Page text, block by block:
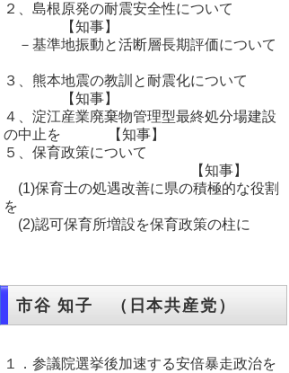
２、島根原発の耐震安全性について
【知事】
－基準地振動と活断層長期評価について
３、熊本地震の教訓と耐震化について
【知事】
４、淀江産業廃棄物管理型最終処分場建設
の中止を 【知事】
５、保育政策について
【知事】
(1)保育士の処遇改善に県の積極的な役割
を
(2)認可保育所増設を保育政策の柱に
市谷 知子 （日本共産党）
１．参議院選挙後加速する安倍暴走政治を